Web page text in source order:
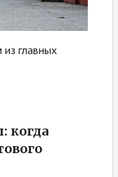
главных
когда